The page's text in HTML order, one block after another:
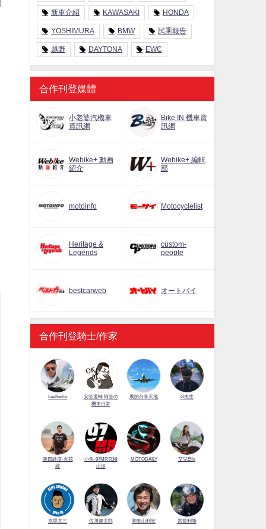
新車介紹 KAWASAKI HONDA
YOSHIMURA BMW 試乘報告
越野 DAYTONA EWC
合作刊登媒體
小老婆汽機車
資訊網
Bike IN 機車資
訊網
Webike+ 動画
紹介
Webike+ 編輯
部
motoinfo Motocyclelist
Heritage &
Legends
custom-
people
bestcarweb オートバイ
合作刊登騎士/作家
LeeBerlin
安筌運轉 阿筌の
機車日常
展的分享天地 G先生
第四維度-火花
羅
小魚-97MR究極
山道
MOTODAILY 艾兒Elle
克里夫三 佐川健太郎 和歌山利宏 賀曾利隆